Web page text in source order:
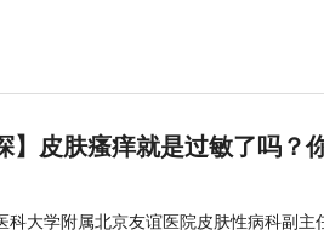
】皮肤瘙痒就是过敏了吗？
科大学附属北京友谊医院皮肤性病科副主